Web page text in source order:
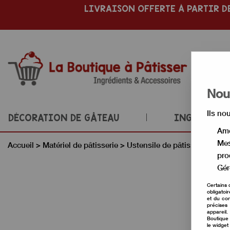
LIVRAISON OFFERTE À PARTIR
DÉCORATION DE GÂTEAU
Accueil > Matériel de pâtisserie > Ustensile de pâtisserie
Ils
Certains
et du
le widget